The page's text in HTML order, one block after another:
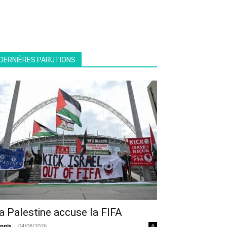
PARUTIONS
Palestine accuse la FIFA